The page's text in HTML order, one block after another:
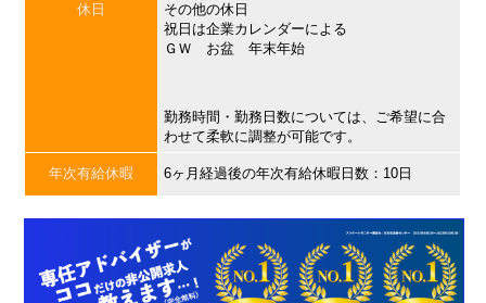
休日
その他の休日
祝日は企業カレンダーによる
ＧＷ お盆 年末年始
勤務時間・勤務日数については、ご希望に合
わせて柔軟に調整が可能です。
年次有給休暇 6ヶ月経過後の年次有給休暇日数：10日